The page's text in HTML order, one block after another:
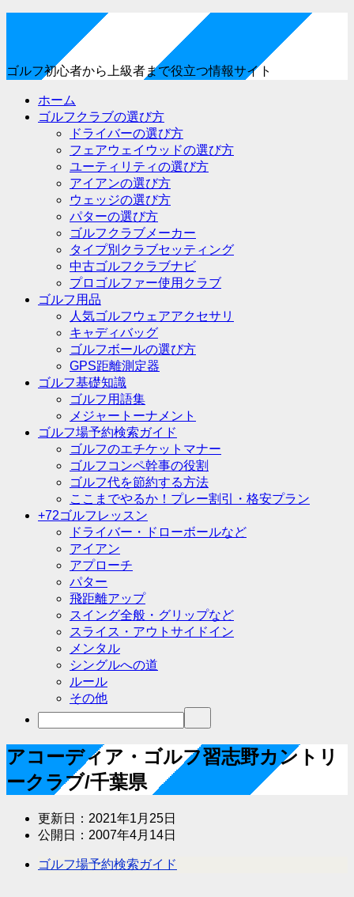
ゴルフ初心者から上級者まで役立つ情報サイト
ホーム
ゴルフクラブの選び方
ドライバーの選び方
フェアウェイウッドの選び方
ユーティリティの選び方
アイアンの選び方
ウェッジの選び方
パターの選び方
ゴルフクラブメーカー
タイプ別クラブセッティング
中古ゴルフクラブナビ
プロゴルファー使用クラブ
ゴルフ用品
人気ゴルフウェアアクセサリ
キャディバッグ
ゴルフボールの選び方
GPS距離測定器
ゴルフ基礎知識
ゴルフ用語集
メジャートーナメント
ゴルフ場予約検索ガイド
ゴルフのエチケットマナー
ゴルフコンペ幹事の役割
ゴルフ代を節約する方法
ここまでやるか！プレー割引・格安プラン
+72ゴルフレッスン
ドライバー・ドローボールなど
アイアン
アプローチ
パター
飛距離アップ
スイング全般・グリップなど
スライス・アウトサイドイン
メンタル
シングルへの道
ルール
その他
アコーディア・ゴルフ習志野カントリ
ークラブ/千葉県
更新日： 2021年1月25日
公開日： 2007年4月14日
ゴルフ場予約検索ガイド